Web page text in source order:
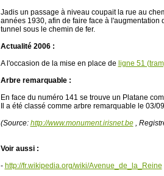
Jadis un passage à niveau coupait la rue au
années 1930, afin de faire face à l'augmentation
tunnel sous le chemin de fer.
Actualité 2006 :
A l'occasion de la mise en place de ligne 51
Arbre remarquable :
En face du numéro 141 se trouve un Platane
Il a été classé comme arbre remarquable le 03/
(Source: http://www.monument.irisnet.be,
Voir aussi :
- http://fr.wikipedia.org/wiki/Avenue_de_la_Reine